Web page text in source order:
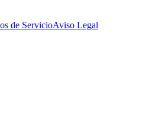
de ServicioAviso Legal